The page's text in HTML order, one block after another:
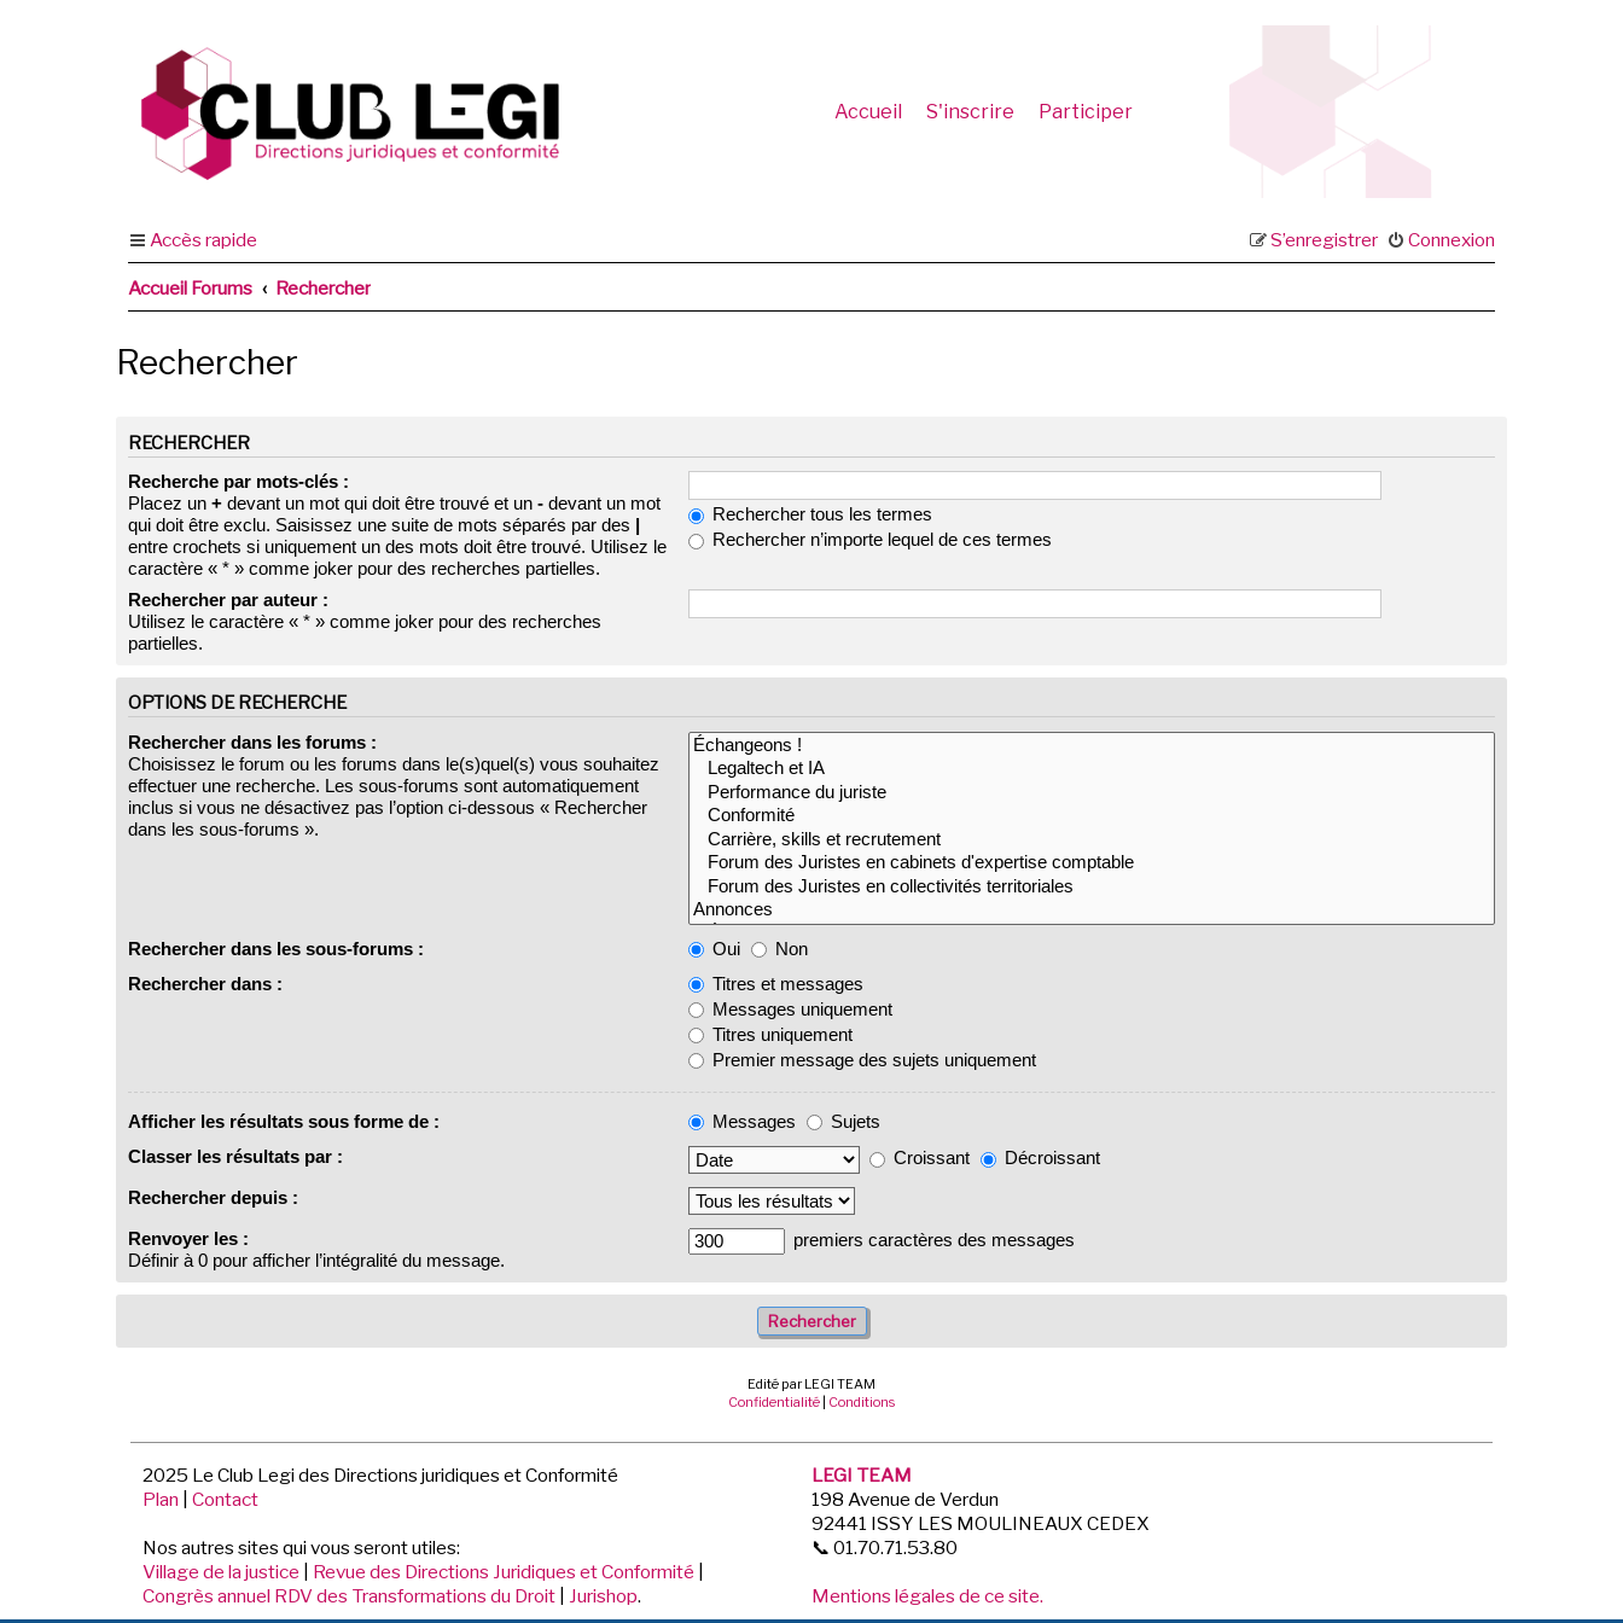
Accueil S'inscrire Participer
Accès rapide Connexion
S’enregistrer
Accueil Forums Rechercher
Rechercher
RECHERCHER
Recherche par mots-clés :
Placez un + devant un mot qui doit être trouvé et un - devant un mot
qui doit être exclu. Saisissez une suite de mots séparés par des |
entre crochets si uniquement un des mots doit être trouvé. Utilisez le
caractère « * » comme joker pour des recherches partielles.
Rechercher tous les termes
Rechercher n’importe lequel de ces termes
Rechercher par auteur :
Utilisez le caractère « * » comme joker pour des recherches
partielles.
OPTIONS DE RECHERCHE
Rechercher dans les forums :
Choisissez le forum ou les forums dans le(s)quel(s) vous souhaitez
effectuer une recherche. Les sous-forums sont automatiquement
inclus si vous ne désactivez pas l’option ci-dessous « Rechercher
dans les sous-forums ».
Rechercher dans les sous-forums : Oui
Non
Rechercher dans :
Titres et messages
Messages uniquement
Titres uniquement
Premier message des sujets uniquement
Afficher les résultats sous forme de : Messages
Sujets
Classer les résultats par :
Croissant
Décroissant
Rechercher depuis :
Renvoyer les :
Définir à 0 pour afficher l’intégralité du message.
premiers caractères des messages
Edité par LEGI TEAM
Confidentialité | Conditions
2025 Le Club Legi des Directions juridiques et Conformité
Plan
Contact
Nos autres sites qui vous seront utiles:
Village de la justice
Revue des Directions Juridiques et Conformité
Congrès annuel RDV des Transformations du Droit
Jurishop.
LEGI TEAM
198 Avenue de Verdun
92441 ISSY LES MOULINEAUX CEDEX
📞 01.70.71.53.80
Mentions légales de ce site.